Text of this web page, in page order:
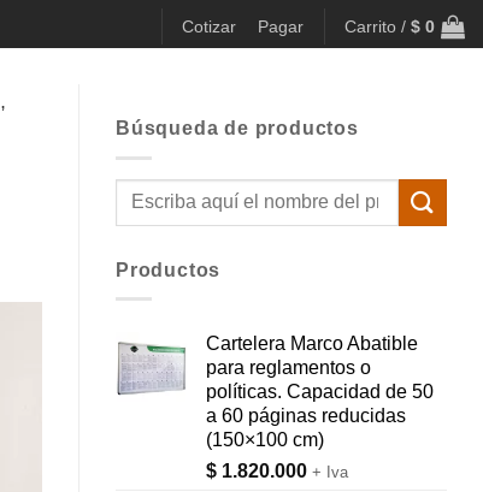
Cotizar Pagar Carrito / $ 0
,
Búsqueda de productos
Buscar
Productos
Cartelera Marco Abatible
para reglamentos o
políticas. Capacidad de 50
a 60 páginas reducidas
(150×100 cm)
$ 1.820.000 + Iva